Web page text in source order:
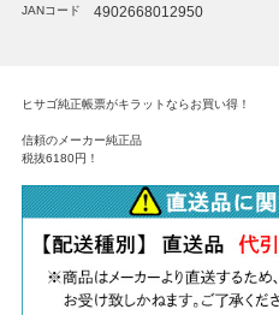
JANコード 4902668012950
ヒサゴ純正帳票がキラットならお買い得！
信頼のメーカー純正品
税抜6180円！